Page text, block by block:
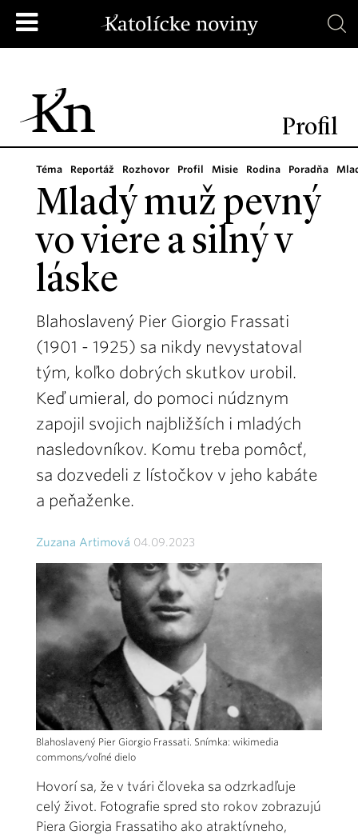
Profil
Téma Reportáž Rozhovor Profil Misie Rodina Poradňa
Mladý muž pevný
vo viere a silný v
láske
Blahoslavený Pier Giorgio Frassati
(1901 - 1925) sa nikdy nevystatoval
tým, koľko dobrých skutkov urobil.
Keď umieral, do pomoci núdznym
zapojil svojich najbližších i mladých
nasledovníkov. Komu treba pomôcť,
sa dozvedeli z lístočkov v jeho kabáte
a peňaženke.
Zuzana Artimová 04.09.2023
Blahoslavený Pier Giorgio Frassati. Snímka: wikimedia
commons/voľné dielo
Hovorí sa, že v tvári človeka sa odzrkadľuje
celý život. Fotografie spred sto rokov zobrazujú
Piera Giorgia Frassatiho ako atraktívneho,